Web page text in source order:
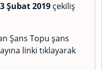
Şubat 2019 çekiliş
Şans Topu şans
linki tıklayarak